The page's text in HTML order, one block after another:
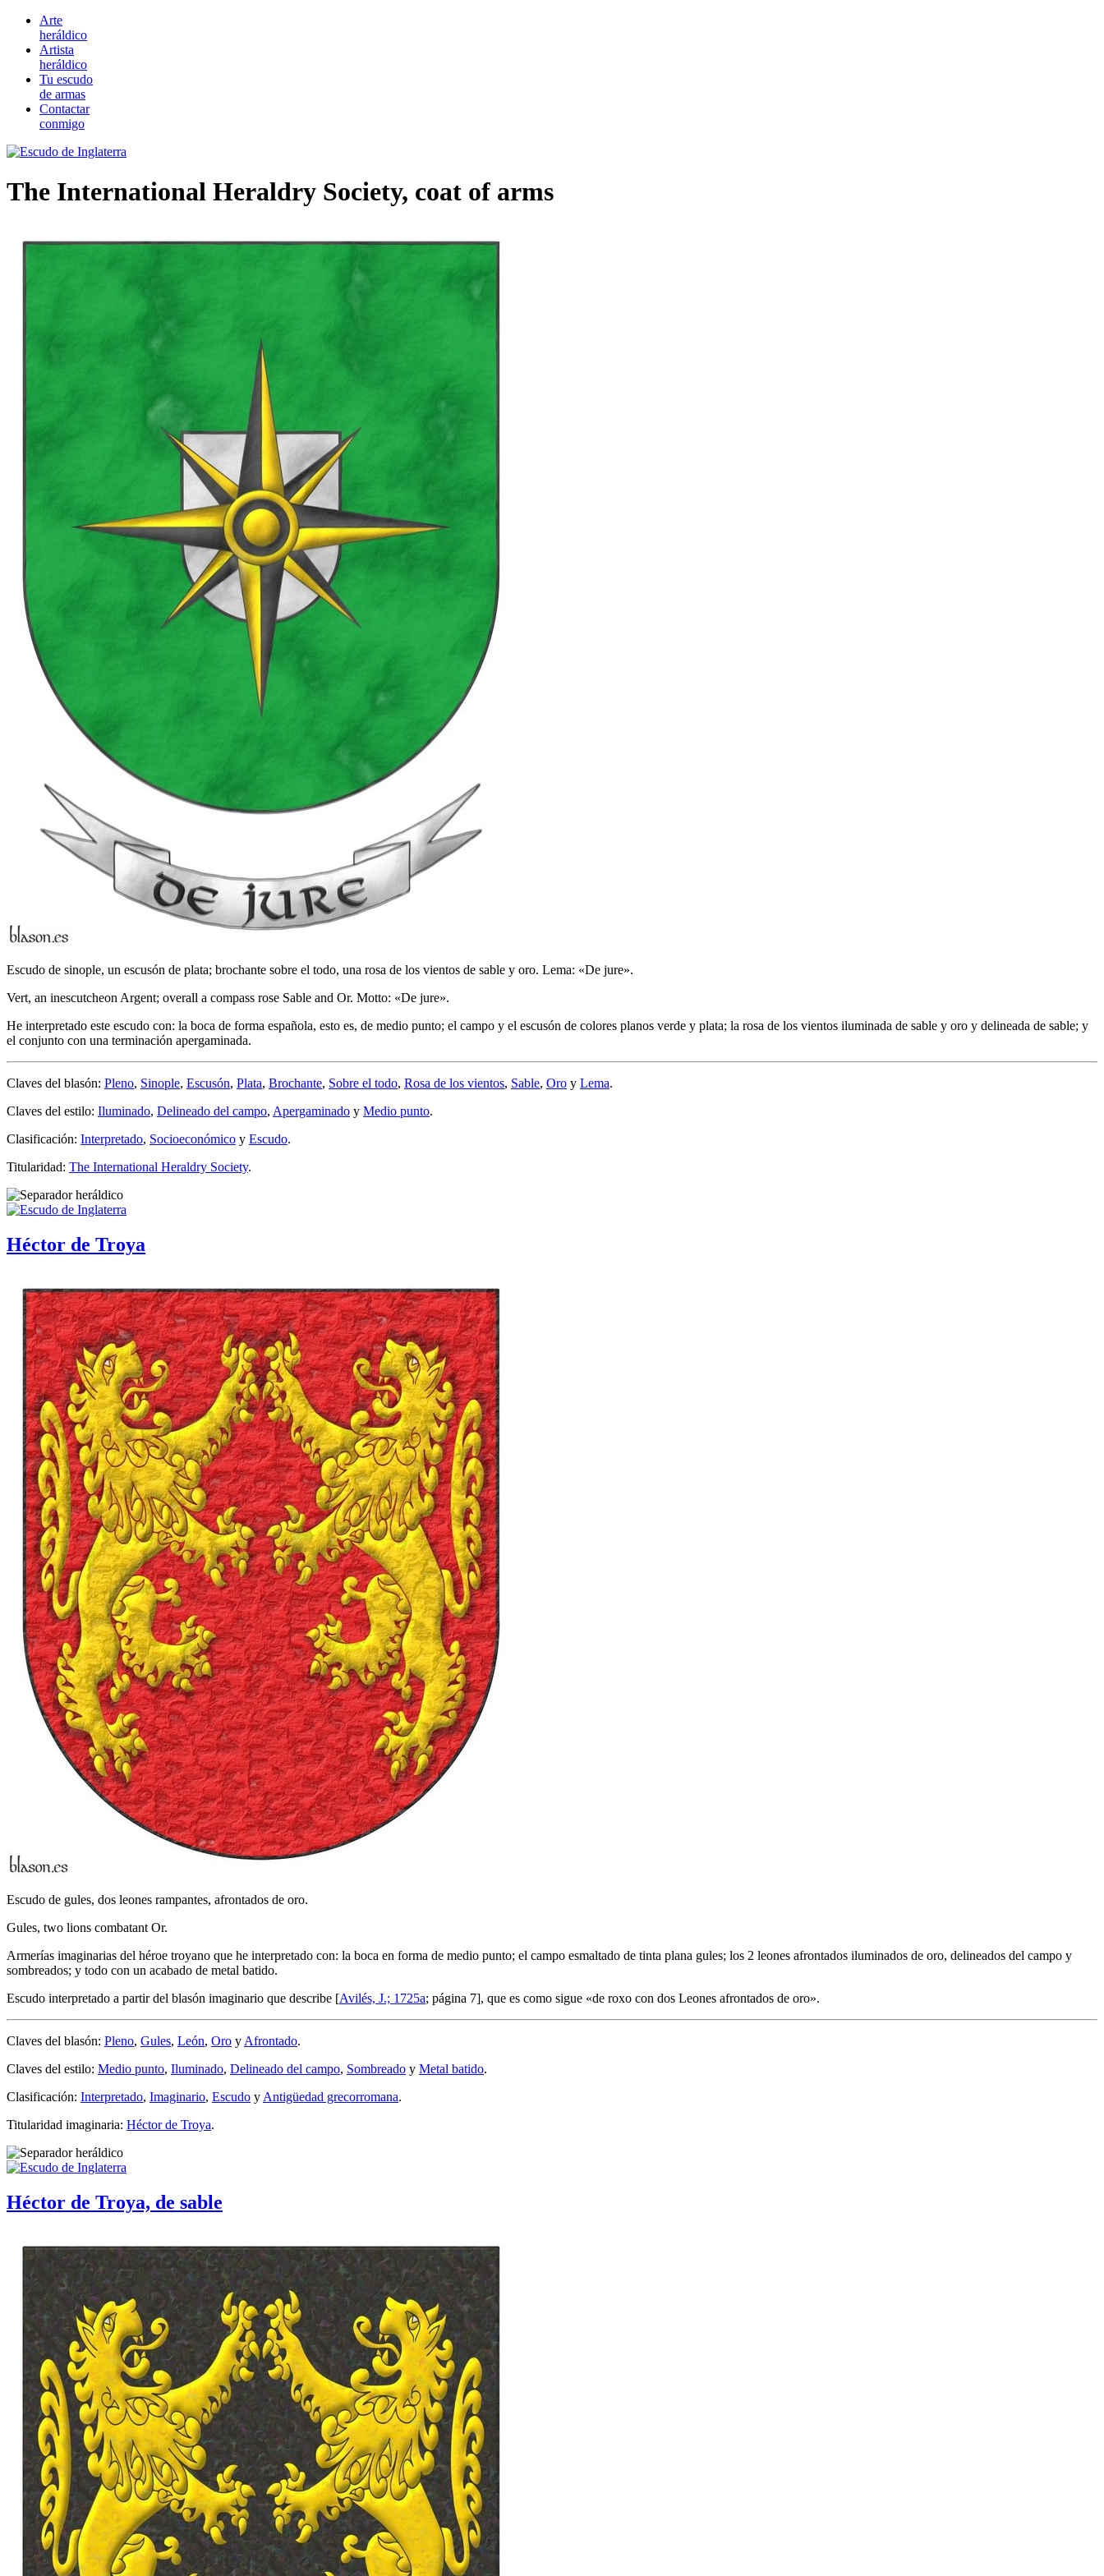
Arte
heráldico
Artista
heráldico
Tu escudo
de armas
Contactar
conmigo
The International Heraldry Society, coat of arms
Escudo de sinople, un escusón de plata; brochante sobre el todo, una rosa de los vientos de sable y oro. Lema: «De jure».
Vert, an inescutcheon Argent; overall a compass rose Sable and Or. Motto: «De jure».
He interpretado este escudo con: la boca de forma española, esto es, de medio punto; el campo y el escusón de colores planos verde y plata; la rosa de los vientos iluminada de sable y oro y delineada de sable; y
el conjunto con una terminación apergaminada.
Claves del blasón: Pleno, Sinople, Escusón, Plata, Brochante, Sobre el todo, Rosa de los vientos, Sable, Oro y Lema.
Claves del estilo: Iluminado, Delineado del campo, Apergaminado y Medio punto.
Clasificación: Interpretado, Socioeconómico y Escudo.
Titularidad: The International Heraldry Society.
Héctor de Troya
Escudo de gules, dos leones rampantes, afrontados de oro.
Gules, two lions combatant Or.
Armerías imaginarias del héroe troyano que he interpretado con: la boca en forma de medio punto; el campo esmaltado de tinta plana gules; los 2 leones afrontados iluminados de oro, delineados del campo y
sombreados; y todo con un acabado de metal batido.
Escudo interpretado a partir del blasón imaginario que describe [Avilés, J.; 1725a; página 7], que es como sigue «de roxo con dos Leones afrontados de oro».
Claves del blasón: Pleno, Gules, León, Oro y Afrontado.
Claves del estilo: Medio punto, Iluminado, Delineado del campo, Sombreado y Metal batido.
Clasificación: Interpretado, Imaginario, Escudo y Antigüedad grecorromana.
Titularidad imaginaria: Héctor de Troya.
Héctor de Troya, de sable